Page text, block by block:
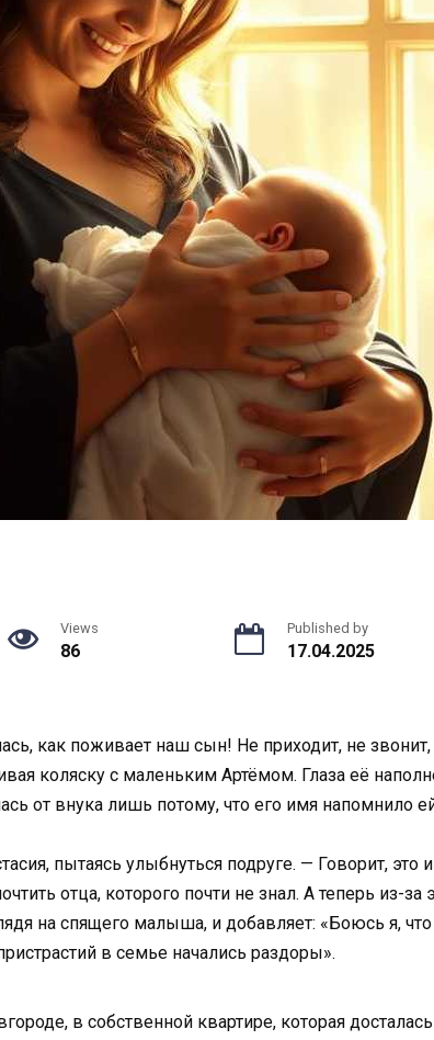
Views
86
Published by
17.04.2025
как поживает наш сын! Не приходит, не звонит,
коляску с маленьким Артёмом. Глаза её
от внука лишь потому, что его имя напомнило
пытаясь улыбнуться подруге. — Говорит,
отца, которого почти не знал. А теперь из-за
на спящего малыша, и добавляет: «Боюсь я,
в семье начались раздоры».
в собственной квартире, которая